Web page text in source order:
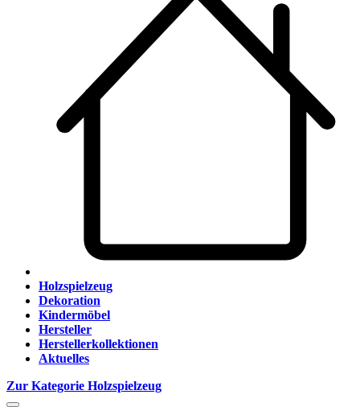
Holzspielzeug
Dekoration
Kindermöbel
Hersteller
Herstellerkollektionen
Aktuelles
Zur Kategorie Holzspielzeug